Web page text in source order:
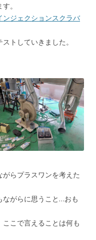
。
ンジェクションスクラバ
トしていきました。
らプラスワンを考えた
ながらに思うこと…おも
こで言えることは何も